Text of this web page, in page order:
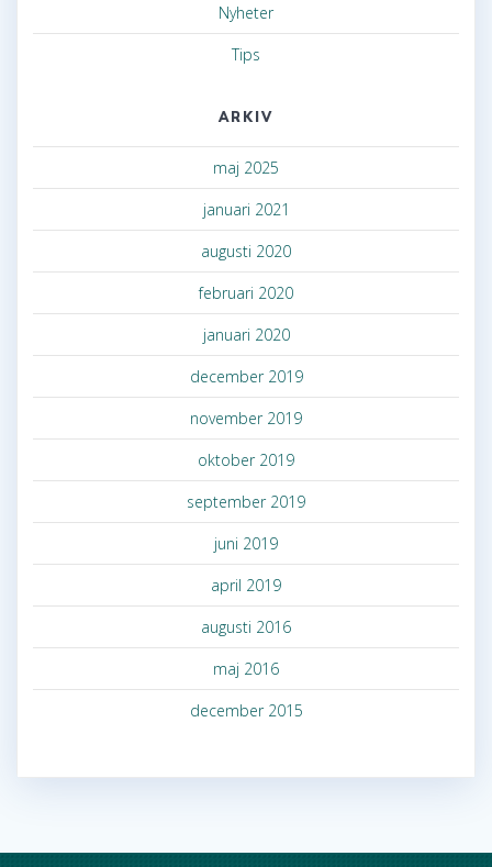
Nyheter
Tips
ARKIV
maj 2025
januari 2021
augusti 2020
februari 2020
januari 2020
december 2019
november 2019
oktober 2019
september 2019
juni 2019
april 2019
augusti 2016
maj 2016
december 2015